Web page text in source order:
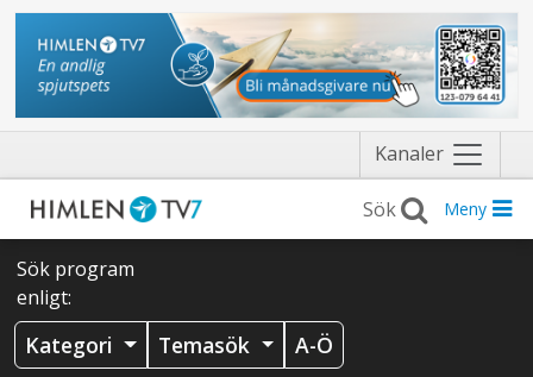
Kanaler Näytä
valikko
Meny
Sök program
enligt:
Kategori Temasök A-Ö